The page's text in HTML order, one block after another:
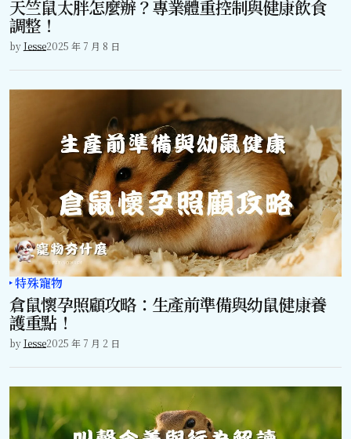
天竺鼠太胖怎麼辦？專業體重控制與健康飲食
調整！
byJesse2025 年 7 月 8 日
特殊寵物
倉鼠懷孕照顧攻略：生產前準備與幼鼠健康養
護重點！
byJesse2025 年 7 月 2 日